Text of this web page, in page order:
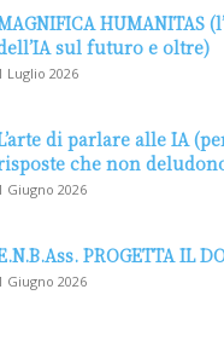
HUMANITAS
sul futuro e oltre)
Luglio 2026
di parlare alle IA
che non
Giugno 2026
PROGETTA IL
Giugno 2026